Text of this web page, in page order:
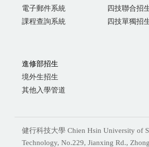
電子郵件系統
課程查詢系統
四技聯合招
四技單獨招
進修部招生
境外生招生
其他入學管道
健行科技大學 Chien Hsin University of
Technology, No.229, Jianxing Rd.,